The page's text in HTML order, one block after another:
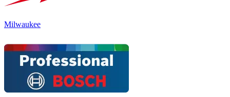
Milwaukee